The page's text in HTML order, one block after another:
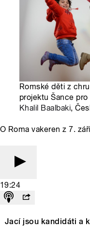
Romské děti z
projektu Šance
Khalil Baalbaki,
O Roma vakeren z 7.
19:24
Jací jsou kandidáti a